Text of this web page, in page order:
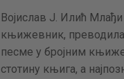
Војислав Ј. Илић
књижевник,
песме у бројним
стотину књига, а